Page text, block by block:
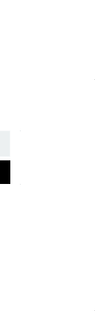
novedades